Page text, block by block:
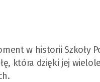
w historii Szkoły
która dzięki jej